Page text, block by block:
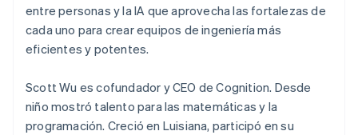
entre personas y la IA que aprovecha las fortalezas de
cada uno para crear equipos de ingeniería más
eficientes y potentes.
Scott Wu es cofundador y CEO de Cognition. Desde
niño mostró talento para las matemáticas y la
programación. Creció en Luisiana, participó en su